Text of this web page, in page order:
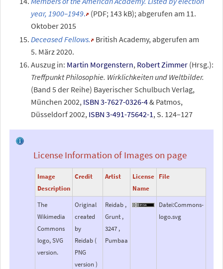
year, 1900–1949. (PDF; 143 kB); abgerufen am 11.
Oktober 2015
Deceased Fellows.
British Academy, abgerufen am
5. März 2020.
Auszug in: Martin Morgenstern, Robert Zimmer (Hrsg.):
Treffpunkt Philosophie. Wirklichkeiten und Weltbilder.
(Band 5 der Reihe) Bayerischer Schulbuch Verlag,
München 2002, ISBN 3-7627-0326-4& Patmos,
Düsseldorf 2002, ISBN 3-491-75642-1, S. 124–127
License Information of Images on page
Image
Description
Credit Artist
License
Name
File
The
Wikimedia
Commons
logo, SVG
version.
Original
created
by
Reidab (
PNG
version )
Reidab ,
Grunt ,
3247 ,
Pumbaa
Datei:Commons-
logo.svg